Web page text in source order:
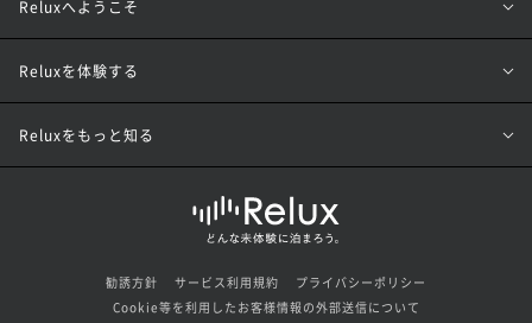
Reluxへようこそ
Reluxを体験する
Reluxをもっと知る
勧誘方針 サービス利用規約
プライバシーポリシー
Cookie等を利用したお客様情報の外部送信について